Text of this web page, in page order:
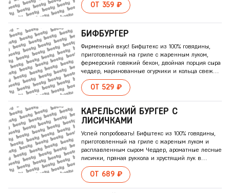
ОТ 359 ₽
БИФБУРГЕР
Фирменный вкус! Бифштекс из 100% говядины,
приготовленный на гриле с жаренным луком,
фермерский говяжий бекон, двойная порция сыра
чеддер, маринованные огурчики и кольца свежего
красного лука на поджаренной булочке, щедро
заправленной кетчупом и горчицей.
ОТ 529 ₽
КАРЕЛЬСКИЙ БУРГЕР С
ЛИСИЧКАМИ
Успей попробовать! Бифштекс из 100% говядины,
приготовленный на гриле с жареным луком и
расплавленным сыром Чеддер, ароматные лесные
лисички, пряная руккола и хрустящий лук в
сочетании с соусом из грибов и деревенской
сметанойОТ 689 ₽